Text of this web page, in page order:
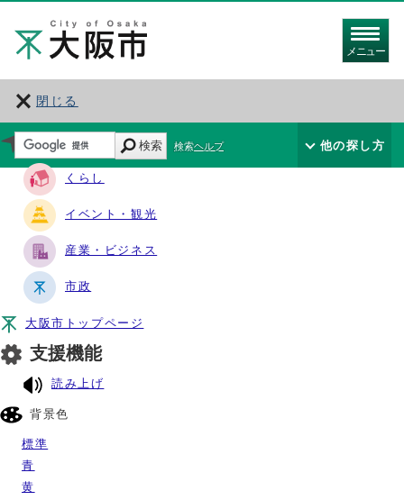
メニュー
閉じる
サイト・ナビ
くらし
イベント・観光
産業・ビジネス
市政
大阪市トップページ
支援機能
読み上げ
背景色
標準
青
黄
検索 検索ヘルプ 他の探し方